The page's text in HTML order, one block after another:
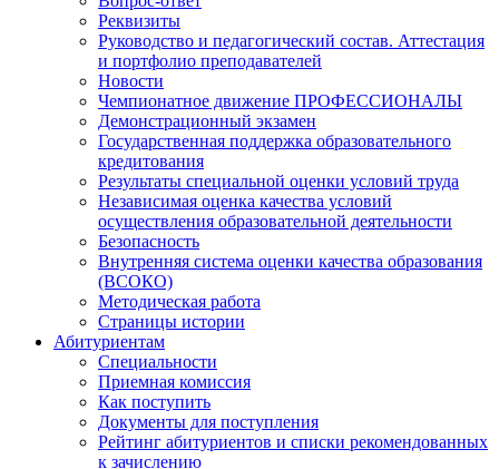
Реквизиты
Руководство и педагогический состав. Аттестация
и портфолио преподавателей
Новости
Чемпионатное движение ПРОФЕССИОНАЛЫ
Демонстрационный экзамен
Государственная поддержка образовательного
кредитования
Результаты специальной оценки условий труда
Независимая оценка качества условий
осуществления образовательной деятельности
Безопасность
Внутренняя система оценки качества образования
(ВСОКО)
Методическая работа
Страницы истории
Абитуриентам
Специальности
Приемная комиссия
Как поступить
Документы для поступления
Рейтинг абитуриентов и списки рекомендованных
к зачислению